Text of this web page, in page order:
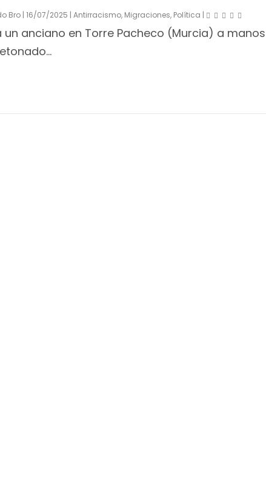
Bro |16/07/2025 |Antirracismo, Migraciones, Política |
un anciano en Torre Pacheco (Murcia) a